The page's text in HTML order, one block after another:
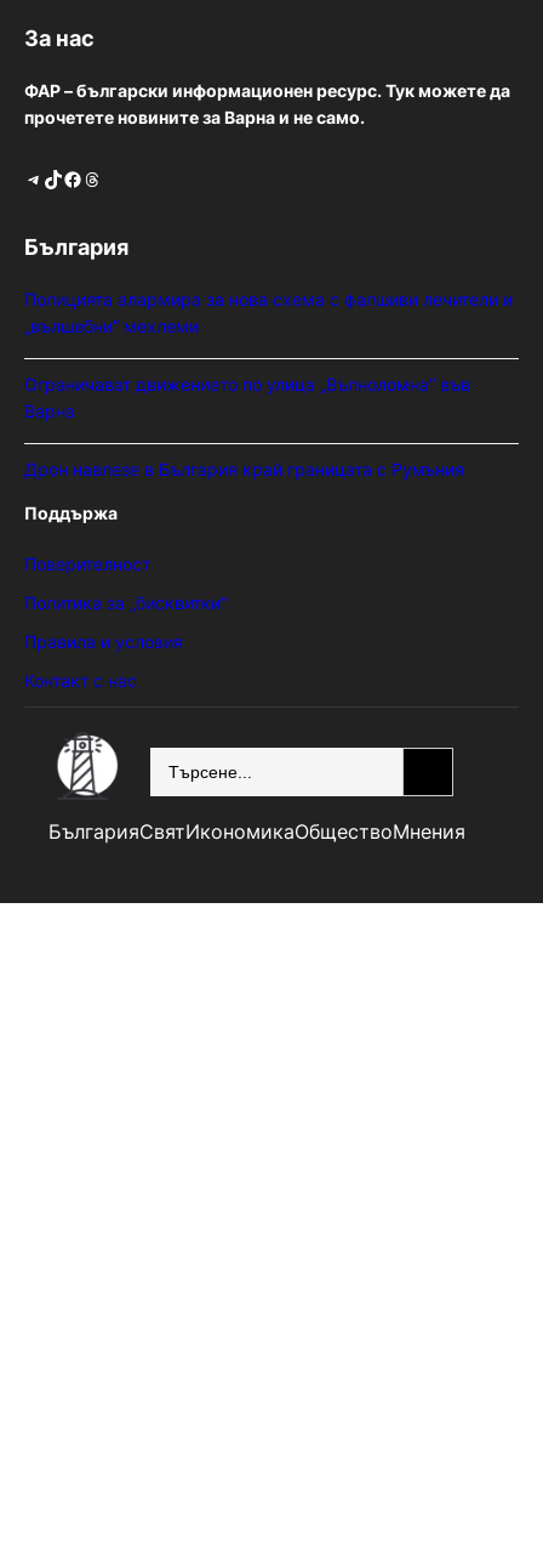
За нас
ФАР – български информационен ресурс. Тук можете да
прочетете новините за Варна и не само.
Telegram TikTok Facebook Threads
България
Полицията алармира за нова схема с фалшиви лечители и
„вълшебни“ мехлеми
Ограничават движението по улица „Вълноломна“ във
Варна
Дрон навлезе в България край границата с Румъния
Поддържа
Поверителност
Политика за „бисквитки“
Правила и условия
Контакт с нас
БългарияСвятИкономикаОбществоМнения